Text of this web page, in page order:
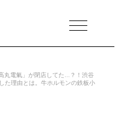
MENU
丸電氣」が閉店してた…？！渋谷
た理由とは。牛ホルモンの鉄板小